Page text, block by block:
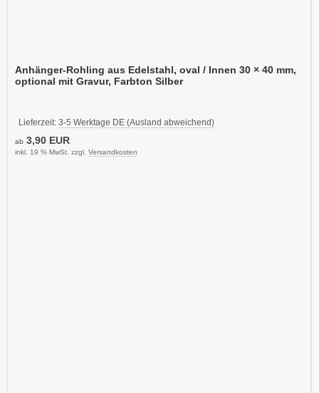
Anhänger-Rohling aus Edelstahl, oval / Innen 30 × 40 mm,
optional mit Gravur, Farbton Silber
Lieferzeit: 3-5 Werktage DE (Ausland abweichend)
ab 3,90 EUR
inkl. 19 % MwSt. zzgl. Versandkosten